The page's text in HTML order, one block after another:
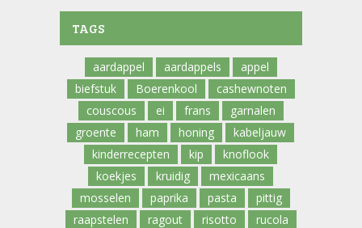
TAGS
aardappel aardappels
appel
biefstuk
Boerenkool
cashewnoten
couscous
ei frans
garnalen
groente
ham honing
kabeljauw
kinderrecepten
kip
knoflook
koekjes
kruidig
mexicaans
mosselen
paprika pasta
pittig
raapstelen
ragout risotto
rucola